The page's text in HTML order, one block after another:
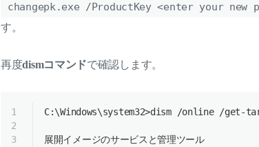
changepk.exe /ProductKey <enter your new
す。
再度dismコマンドで確認します。
1
2
3
C:\Windows\system32>dism /online /get-
展開イメージのサービスと管理ツール